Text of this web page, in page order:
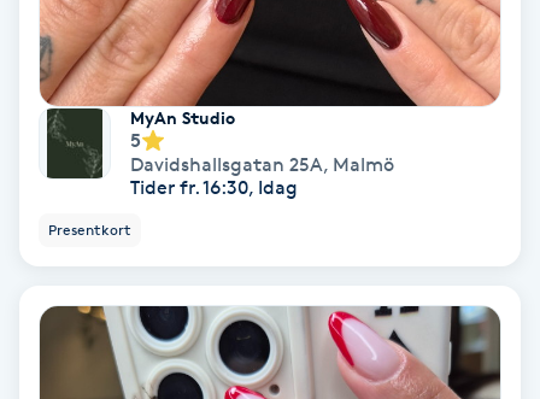
Rosenmetoden
Ryggmassage
Samtalsterapi
Shiatsu
Singelfransar
MyAn Studio
5
Davidshallsgatan 25A, Malmö
Tider fr. 16:30, Idag
Presentkort